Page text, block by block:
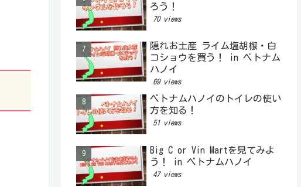
ろう！
70 views
隠れお土産 ライム塩胡椒・白
コショウを買う！ in ベトナム
ハノイ
69 views
ベトナムハノイのトイレの使い
方を知る！
51 views
Big C or Vin Martを見てみよ
う！ in ベトナムハノイ
47 views